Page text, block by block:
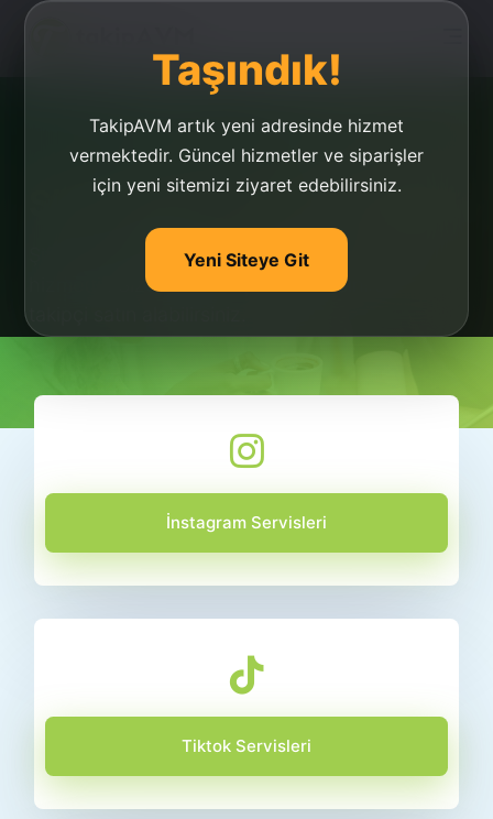
Taşındık!
TakipAVM artık yeni adresinde hizmet
vermektedir. Güncel hizmetler ve siparişler
için yeni sitemizi ziyaret edebilirsiniz.
Yeni Siteye Git
Şifresiz Sınırsız Takipçi
Şifresiz sınırsız takipçi, en güvenli ve sınırsız
hizmettir. Sizde hemen şifresiz ve sınırsız
İnstagram Servisleri
Tiktok Servisleri